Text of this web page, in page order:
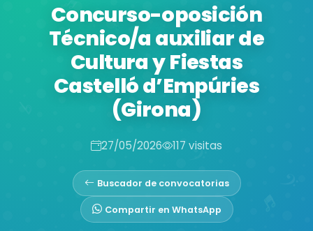
Concurso-oposición
Técnico/a auxiliar de
Cultura y Fiestas
Castelló d’Empúries
(Girona)
27/05/2026 117 visitas
Buscador de convocatorias
Compartir en WhatsApp